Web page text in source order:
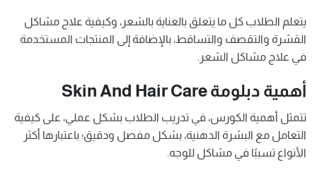
يتعلم الطلاب كل ما يتعلق بالعناية بالشعر، وكيفية علاج مشاكل
القشرة والتقصف والتساقط، بالإضافة إلى المنتجات المستخدمة
في علاج مشاكل الشعر.
أهمية دبلومة Skin And Hair Care
تتمثل أهمية الكورس، في تدريب الطلاب بشكل عملي، على كيفية
التعامل مع البشرة الدهنية، بشكل مفصل ودقيق؛ باعتبارها أكثر
الأنواع تسببًا في مشاكل للوجه.